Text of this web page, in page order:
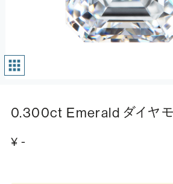
0.300ct Emerald ダイヤモ
¥ -